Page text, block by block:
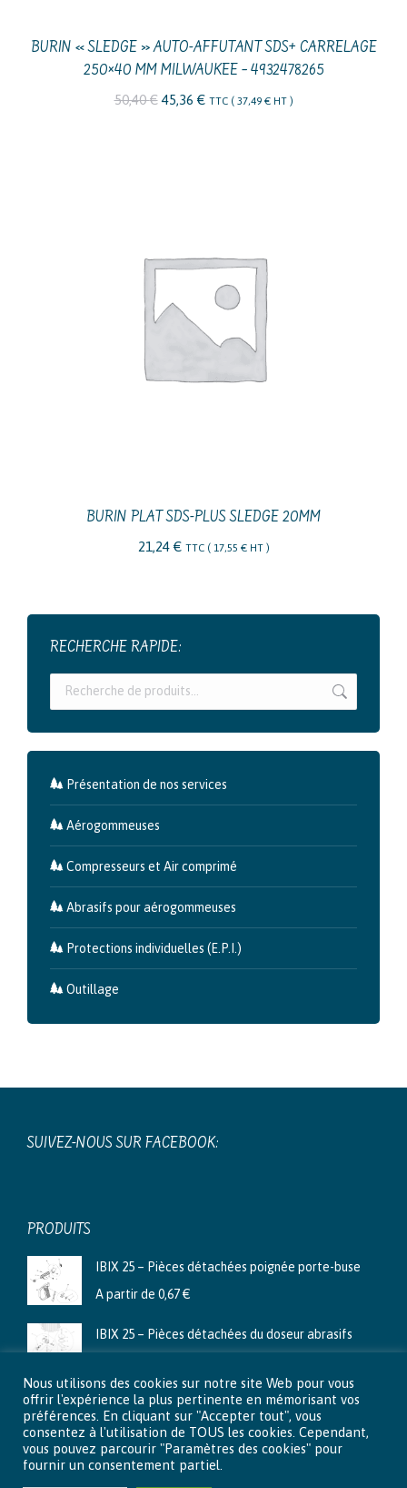
BURIN « SLEDGE » AUTO-AFFUTANT SDS+ CARRELAGE
250×40 MM MILWAUKEE – 4932478265
50,40€ Le
45,36 €Le
TTC ( 37,49 €HT )
BURIN PLAT SDS-PLUS SLEDGE 20MM
21,24 € TTC ( 17,55 €HT )
RECHERCHE RAPIDE:
Présentation de nos services
Aérogommeuses
Compresseurs et Air comprimé
Abrasifs pour aérogommeuses
Protections individuelles (E.P.I.)
Outillage
SUIVEZ-NOUS SUR FACEBOOK:
PRODUITS
IBIX 25 – Pièces détachées poignée porte-buse
A partir de 0,67€
IBIX 25 – Pièces détachées du doseur abrasifs
Ibix 9 - Pièces détachées du doseur abrasifs
A partir de2,66€
Nous utilisons des cookies sur notre site Web pour vous
offrir l'expérience la plus pertinente en mémorisant vos
préférences. En cliquant sur "Accepter tout", vous
consentez à l'utilisation de TOUS les cookies. Cependant,
vous pouvez parcourir "Paramètres des cookies" pour
fournir un consentement partiel.